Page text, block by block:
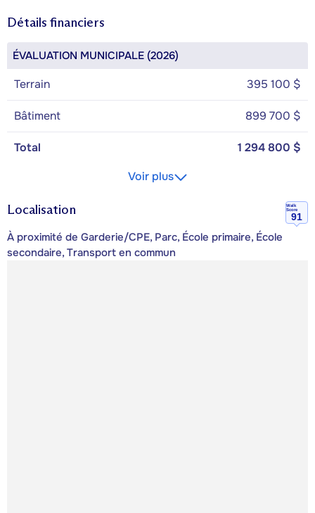
Détails financiers
ÉVALUATION MUNICIPALE (2026)
Terrain 395 100 $
Bâtiment 899 700 $
Total
1 294 800 $
Voir plus
Localisation
Walk
Score
91
À proximité de Garderie/CPE, Parc, École primaire, École
secondaire, Transport en commun